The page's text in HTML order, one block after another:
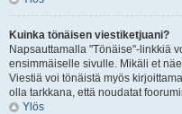
Kuinka tönäisen viestiketjuani?
Napsauttamalla "Tönäise"-linkkiä
ensimmäiselle sivulle. Mikäli et
Viestiä voi tönäistä myös
olla tarkkana, että noudatat
Ylös